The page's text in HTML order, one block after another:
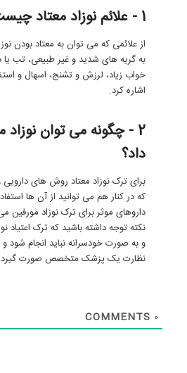
1 - علائم نوزاد معتاد چیست؟
از علائمی که می توان به معتاد بودن
به گریه های شدید و غیر طبیعی، تب یا
خواب زیاد، لرزش و تشنج، اسهال و
اشاره کرد.
2 - چگونه می توان نوزاد
داد؟
برای ترک نوزاد معتاد روش های دارویی
که در کنار هم می توانید از آن ها
داروهای موثر برای ترک نوزاد مورفین
نکته توجه داشته باشید که ترک اعتیاد
و به صورت خودسرانه نباید انجام شود
نظارت یک پزشک متخصص صورت
0